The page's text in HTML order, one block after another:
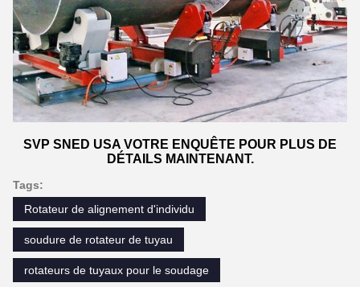
SVP SNED USA VOTRE ENQUÊTE POUR PLUS DE
DÉTAILS MAINTENANT.
Tags:
Rotateur de alignement d'individu
soudure de rotateur de tuyau
rotateurs de tuyaux pour le soudage